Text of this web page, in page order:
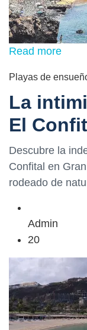
Read more
Playas de
La
El
Descubre la
Confital en
rodeado de
Admin
20